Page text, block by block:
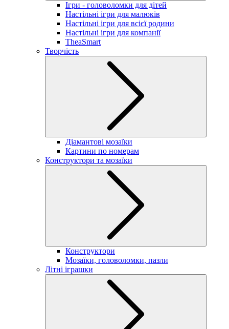
Ігри - головоломки для дітей
Настільні ігри для малюків
Настільні ігри для всієї родини
Настільні ігри для компанії
TheaSmart
Творчість
Діамантові мозаїки
Картини по номерам
Конструктори та мозаїки
Конструктори
Мозаїки, головоломки, пазли
Літні іграшки